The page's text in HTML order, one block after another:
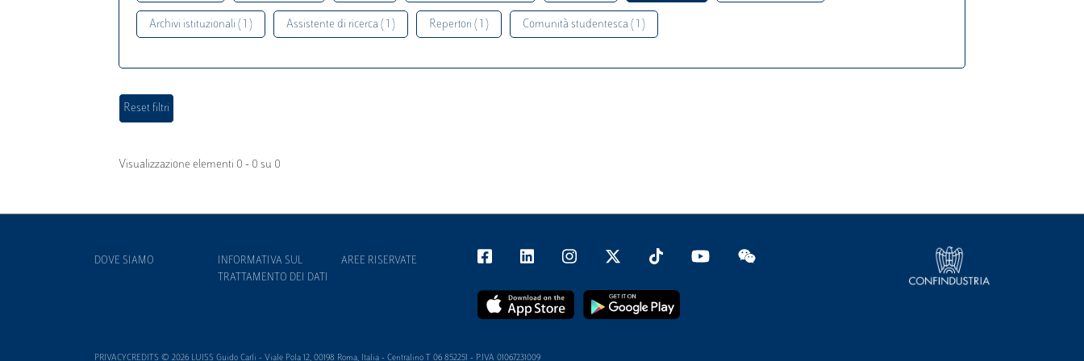
Archivi istituzionali ( 1 ) Assistente di ricerca ( 1 ) Repertori ( 1 ) Comunità studentesca ( 1 )
Visualizzazione elementi 0 - 0 su 0
DOVE SIAMO
INFORMATIVA SUL
TRATTAMENTO DEI DATI
AREE RISERVATE
PRIVACYCREDITS © 2026 LUISS Guido Carli - Viale Pola 12, 00198 Roma, Italia - Centralino T 06 852251 - P.IVA 01067231009